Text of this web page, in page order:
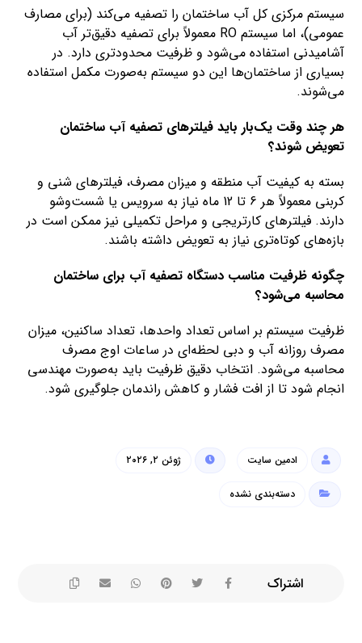
سیستم مرکزی کل آب ساختمان را تصفیه می‌کند (برای مصارف
عمومی)، اما سیستم RO معمولاً برای تصفیه دقیق‌تر آب
آشامیدنی استفاده می‌شود و ظرفیت محدودتری دارد. در
بسیاری از ساختمان‌ها این دو سیستم به‌صورت مکمل استفاده
می‌شوند.
هر چند وقت یک‌بار باید فیلترهای تصفیه آب ساختمان
تعویض شوند؟
بسته به کیفیت آب منطقه و میزان مصرف، فیلترهای شنی و
کربنی معمولاً هر 6 تا 12 ماه نیاز به سرویس یا شست‌وشو
دارند. فیلترهای کارتریجی و مراحل تکمیلی نیز ممکن است در
بازه‌های کوتاه‌تری نیاز به تعویض داشته باشند.
چگونه ظرفیت مناسب دستگاه تصفیه آب برای ساختمان
محاسبه می‌شود؟
ظرفیت سیستم بر اساس تعداد واحدها، تعداد ساکنین، میزان
مصرف روزانه آب و دبی لحظه‌ای در ساعات اوج مصرف
محاسبه می‌شود. انتخاب دقیق ظرفیت باید به‌صورت مهندسی
انجام شود تا از افت فشار و کاهش راندمان جلوگیری شود.
ادمین سایت ژوئن ۲, ۲۰۲۶
دسته‌بندی نشده